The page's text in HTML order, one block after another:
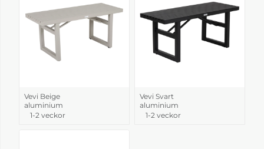
Vevi Beige
aluminium
1-2 veckor
Vevi Svart
aluminium
1-2 veckor